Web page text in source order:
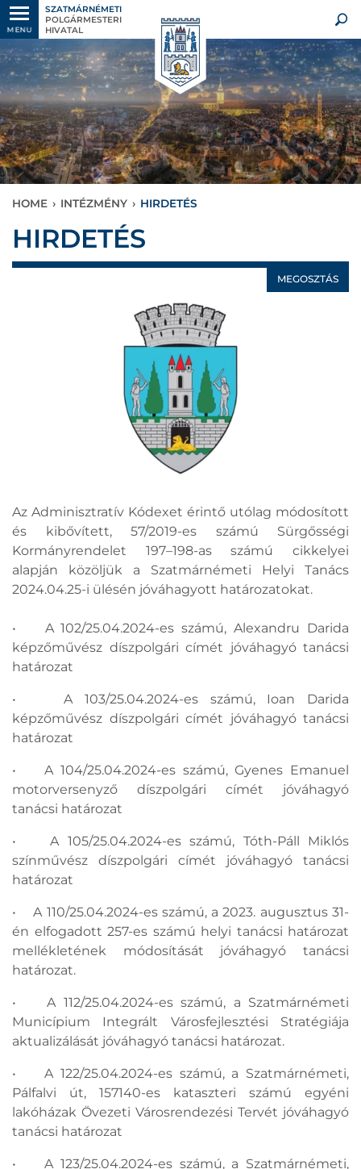
MENU
SZATMÁRNÉMETI
POLGÁRMESTERI
HIVATAL
HOME › INTÉZMÉNY › HIRDETÉS
HIRDETÉS
MEGOSZTÁS
Az Adminisztratív Kódexet érintő utólag módosított
és kibővített, 57/2019-es számú Sürgősségi
Kormányrendelet 197–198-as számú cikkelyei
alapján közöljük a Szatmárnémeti Helyi Tanács
2024.04.25-i ülésén jóváhagyott határozatokat.
• A 102/25.04.2024-es számú, Alexandru Darida
képzőművész díszpolgári címét jóváhagyó tanácsi
határozat
• A 103/25.04.2024-es számú, Ioan Darida
képzőművész díszpolgári címét jóváhagyó tanácsi
határozat
• A 104/25.04.2024-es számú, Gyenes Emanuel
motorversenyző díszpolgári címét jóváhagyó
tanácsi határozat
• A 105/25.04.2024-es számú, Tóth-Páll Miklós
színművész díszpolgári címét jóváhagyó tanácsi
határozat
• A 110/25.04.2024-es számú, a 2023. augusztus 31-
én elfogadott 257-es számú helyi tanácsi határozat
mellékletének módosítását jóváhagyó tanácsi
határozat.
• A 112/25.04.2024-es számú, a Szatmárnémeti
Municípium Integrált Városfejlesztési Stratégiája
aktualizálását jóváhagyó tanácsi határozat.
• A 122/25.04.2024-es számú, a Szatmárnémeti,
Pálfalvi út, 157140-es kataszteri számú egyéni
lakóházak Övezeti Városrendezési Tervét jóváhagyó
tanácsi határozat
• A 123/25.04.2024-es számú, a Szatmárnémeti,